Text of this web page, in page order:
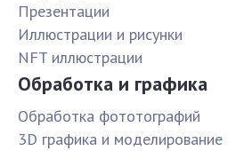
Презентации
Иллюстрации и рисунки
NFT иллюстрации
Обработка и графика
Обработка фототографий
3D графика и моделирование